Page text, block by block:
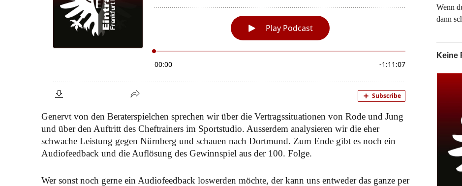
Genervt von den Beraterspielchen sprechen wir über die Vertragssituationen von Rode und Jung
und über den Auftritt des Cheftrainers im Sportstudio. Ausserdem analysieren wir die eher
schwache Leistung gegen Nürnberg und schauen nach Dortmund. Zum Ende gibt es noch ein
Audiofeedback und die Auflösung des Gewinnspiel aus der 100. Folge.
Wer sonst noch gerne ein Audiofeedback loswerden möchte, der kann uns entweder das ganze per
Wenn
dann
Keine